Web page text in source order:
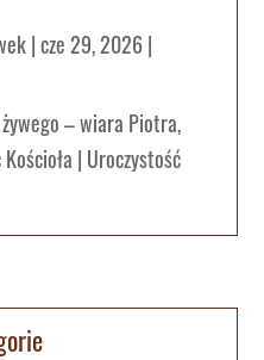
|cze 29, 2026|
– wiara Piotra,
| Uroczystość